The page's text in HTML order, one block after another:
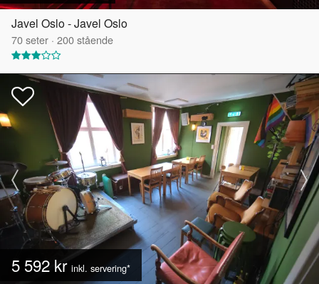
Javel Oslo - Javel Oslo
70seter · 200stående
5 592 kr inkl. servering*